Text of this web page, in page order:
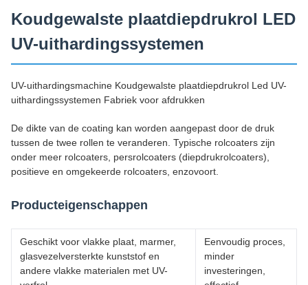
Koudgewalste plaatdiepdrukrol LED
UV-uithardingssystemen
UV-uithardingsmachine Koudgewalste plaatdiepdrukrol Led UV-
uithardingssystemen Fabriek voor afdrukken
De dikte van de coating kan worden aangepast door de druk
tussen de twee rollen te veranderen. Typische rolcoaters zijn
onder meer rolcoaters, persrolcoaters (diepdrukrolcoaters),
positieve en omgekeerde rolcoaters, enzovoort.
Producteigenschappen
Geschikt voor vlakke plaat, marmer,
glasvezelversterkte kunststof en
andere vlakke materialen met UV-
Eenvoudig proces,
minder
investeringen,